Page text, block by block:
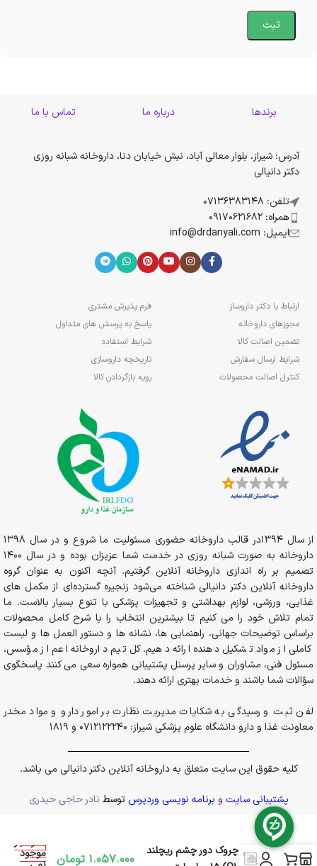
برندها درباره ما تماس با ما
آدرس: شیراز، بلوار معالی آباد، نبش خیابان دنا، داروخانه شبانه روزی
دکتر دانیالی
تلفن: 07136383148
همراه: 09170621682
ایمیل: info@drdanyali.com
ارتباط با دکتر داروساز
مجوزهای داروخانه
تضمین اصالت کالا
شرایط ارسال سفارش
کنترل اصالت محصولات
فرم پذیرش مشتری
پاسخ به پرسش های متداول
شرایط استفاده
تاریخچه داروسازی
رویه بازگردادن کالا
از سال 1394در قالب داروخانه حضوری مسئولیت ما شروع و در سال 1398
داروخانه به صورت شبانه روزی در خدمت شما عزیزان بوده و در سال 1400
تصمیم بر راه اندازی داروخانه آنلاین گرفتیم. آنچه اکنون به عنوان گروه
داروخانه آنلاین دکتر دانیالی شناخته می‌شود زنجیره گسترده‌ای از مکمل های
غذایی، ورزشی، لوازم بهداشتی و تجهیزات پزشکی با تنوع بسیار بالاست. ما
تمام تلاش خود را می کنیم تا بیشترین انتخاب را با شرح کامل محصولات
براساس توضیحات جهانی، راهنمایی ها، نشانه ها و دستور العمل ها و لیست
کاملی از مواد تشکیل دهنده ارائه دهیم. کل تیم داروخانه اعم از مؤسس،
مسئول فنی، مشاوران و سایر پرسنل پشتیبانی همواره سعی می کنند پاسخگوی
سؤالات شما باشند و خدمات بهتری ارائه دهند.
لفن ثبت و رسیدگی به شکایات مدیریت نظارت بر امور دارو و مواد مخدر
معاونت غذا و دارو دانشگاه علوم پزشکی شیراز: 0712122240 و 1819
کلیه حقوق این سایت متعلق به داروخانه آنلاین دکتر دانیالی می باشد.
پشتیبانی سایت و برنامه نویسی وردپرس توسط نادر حاجی حیدری
کرم ضد چروک دور چشم ریچلند
1.057.000 تومان
در انبار
موجود